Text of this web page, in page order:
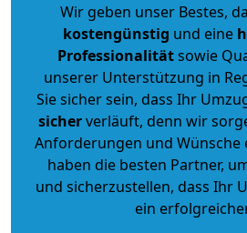
Wir geben unser Bestes,
kostengünstig und eine
Professionalitätsowie
unserer Unterstützung in
Sie sicher sein, dass Ihr
sicherverläuft, denn wir
Anforderungen und
haben die besten Partner,
und sicherzustellen, dass Ihr
ein